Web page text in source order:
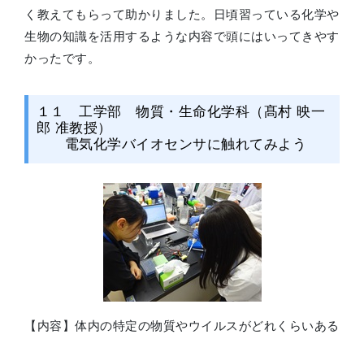
く教えてもらって助かりました。日頃習っている化学や
生物の知識を活用するような内容で頭にはいってきやす
かったです。
１１ 工学部 物質・生命化学科（髙村 映一
郎 准教授）
電気化学バイオセンサに触れてみよう
【内容】体内の特定の物質やウイルスがどれくらいある